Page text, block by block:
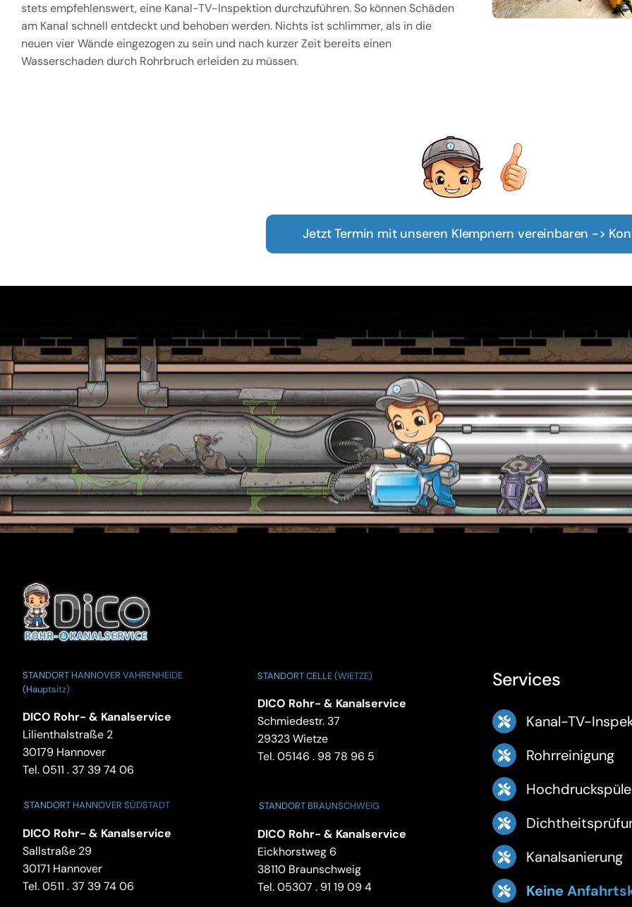
stets empfehlenswert, eine Kanal-TV-Inspektion durchzuführen. So können Schäden
am Kanal schnell entdeckt und behoben werden. Nichts ist schlimmer, als in die
neuen vier Wände eingezogen zu sein und nach kurzer Zeit bereits einen
Wasserschaden durch Rohrbruch erleiden zu müssen.
Jetzt Termin mit unseren Klempnern vereinbaren ->
STANDORT HANNOVER VAHRENHEIDE
(Hauptsitz)
DICO Rohr- & Kanalservice
Lilienthalstraße 2
30179 Hannover
Tel.0511 . 37 39 74 06
STANDORT HANNOVER SÜDSTADT
DICO Rohr- & Kanalservice
Sallstraße 29
30171 Hannover
Tel.0511 . 37 39 74 06
STANDORT CELLE (WIETZE)
DICO Rohr- & Kanalservice
Schmiedestr. 37
29323 Wietze
Tel. 05146 . 98 78 96 5
STANDORT BRAUNSCHWEIG
DICO Rohr- & Kanalservice
Eickhorstweg 6
38110 Braunschweig
Tel. 05307 . 91 19 09 4
Services
Kanal-TV-
Rohrreinigung
Kanalsanierung
Keine